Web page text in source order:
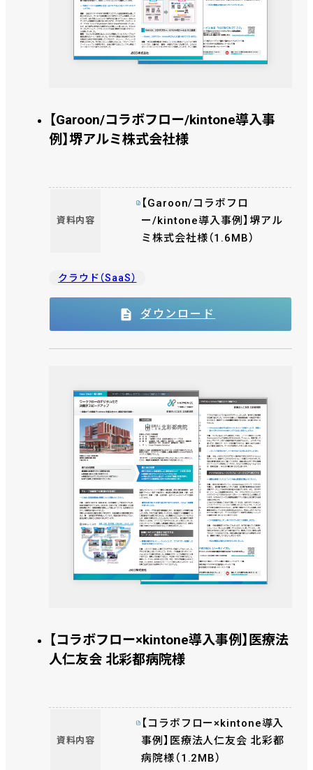
【Garoon/コラボフロー/kintone導入事
例】堺アルミ株式会社様
資料内容
【Garoon/コラボフロ
ー/kintone導入事例】堺アル
ミ株式会社様（1.6MB）
クラウド（SaaS）
ダウンロード
【コラボフロー×kintone導入事例】医療法
人仁友会 北彩都病院様
資料内容
【コラボフロー×kintone導入
事例】医療法人仁友会 北彩都
病院様（1.2MB）